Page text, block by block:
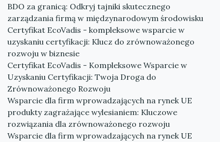
BDO za granicą: Odkryj tajniki skutecznego
zarządzania firmą w międzynarodowym środowisku
Certyfikat EcoVadis - kompleksowe wsparcie w
uzyskaniu certyfikacji: Klucz do zrównoważonego
rozwoju w biznesie
Certyfikat EcoVadis - Kompleksowe Wsparcie w
Uzyskaniu Certyfikacji: Twoja Droga do
Zrównoważonego Rozwoju
Wsparcie dla firm wprowadzających na rynek UE
produkty zagrażające wylesianiem: Kluczowe
rozwiązania dla zrównoważonego rozwoju
Wsparcie dla firm wprowadzających na rynek UE